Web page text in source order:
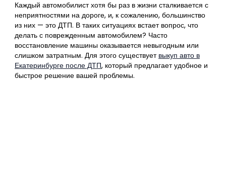
Каждый автомобилист хотя бы раз в жизни сталкивается с
неприятностями на дороге, и, к сожалению, большинство
из них — это ДТП. В таких ситуациях встает вопрос, что
делать с поврежденным автомобилем? Часто
восстановление машины оказывается невыгодным или
слишком затратным. Для этого существует выкуп авто в
Екатеринбурге после ДТП, который предлагает удобное и
быстрое решение вашей проблемы.